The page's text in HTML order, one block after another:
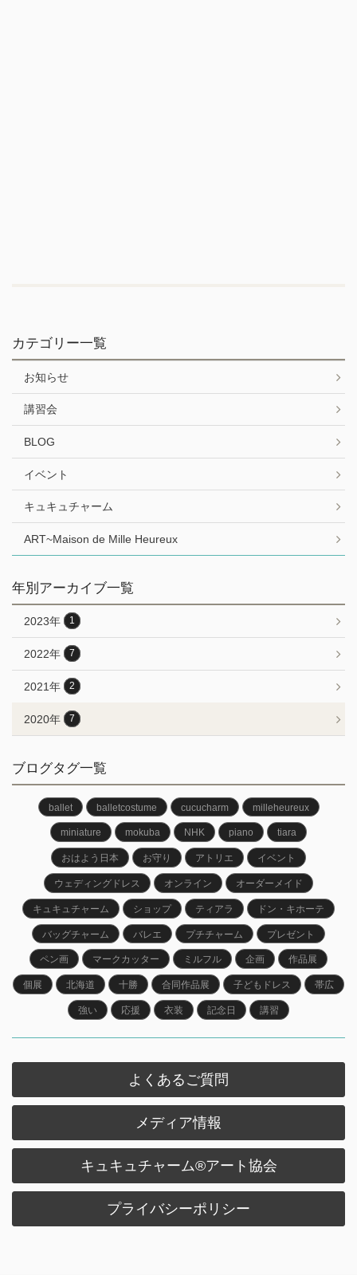
カテゴリー一覧
お知らせ
講習会
BLOG
イベント
キュキュチャーム
ART~Maison de Mille Heureux
年別アーカイブ一覧
2023年 1
2022年 7
2021年 2
2020年 7
ブログタグ一覧
ballet balletcostume cucucharm milleheureux
miniature mokuba NHK piano tiara
おはよう日本 お守り アトリエ イベント
ウェディングドレス オンライン オーダーメイド
キュキュチャーム ショップ ティアラ ドン・キホーテ
バッグチャーム バレエ プチチャーム プレゼント
ペン画 マークカッター ミルフル 企画 作品展
個展 北海道 十勝 合同作品展 子どもドレス 帯広
強い 応援 衣装 記念日 講習
よくあるご質問
メディア情報
キュキュチャーム®︎アート協会
プライバシーポリシー